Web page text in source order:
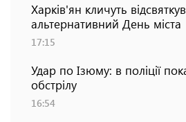
Харків'ян кличуть
альтернативний День міста
17:15
Удар по Ізюму: в поліції
обстрілу
16:54